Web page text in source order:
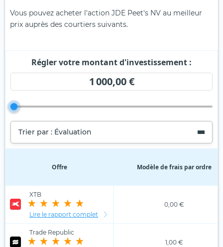
Vous pouvez acheter l'action JDE Peet's NV au meilleur
prix auprès des courtiers suivants.
Régler votre montant d'investissement :
1 000,00 €
Trier par : Évaluation
Offre Modèle de frais par ordre
XTB
Lire le rapport complet
0,00 €
Trade Republic
1,00 €